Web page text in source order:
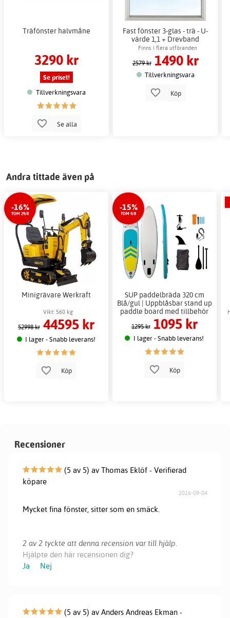
Träfönster halvmåne
3290 kr
Se priset!
Tillverkningsvara
Se alla
Fast fönster 3-glas - trä - U-
värde 1,1 + Drevband
Finns i flera utföranden
2579 kr 1490 kr
Tillverkningsvara
Köp
Andra tittade även på
-16%
TOM 29/8
Minigrävare Werkraft
Vikt: 560 kg
52998 kr 44595 kr
I lager - Snabb leverans!
Köp
-15%
TOM 9/8
SUP paddelbräda 320 cm
Blå/gul | Uppblåsbar stand up
paddle board med tillbehör
1295 kr 1095 kr
I lager - Snabb leverans!
Köp
Recensioner
(5 av 5) av Thomas Eklöf - Verifierad
köpare
2016-09-04
Mycket fina fönster, sitter som en smäck.
2 av 2 tyckte att denna recension var till hjälp.
Hjälpte den här recensionen dig?
Ja
Nej
(5 av 5) av Anders Andreas Ekman -